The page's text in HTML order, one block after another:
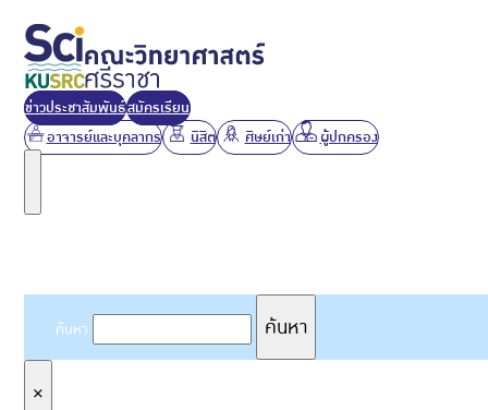
ข่าวประชาสัมพันธ์สมัครเรียน
อาจารย์และบุคลากร
นิสิต ศิษย์เก่า ผู้ปกครอง
ค้นหา ค้นหา
×